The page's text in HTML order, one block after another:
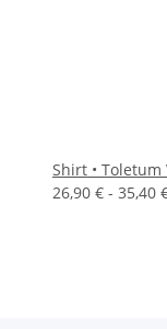
Shirt • Toletum
26,90 € - 35,40